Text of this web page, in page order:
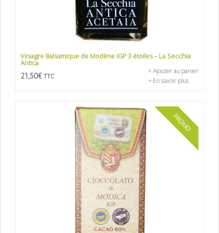
Vinaigre Balsamique de Modène IGP 3 étoiles – La Secchia
Antica
21,50€ TTC
+ Ajouter au panier
+ En savoir plus
PROMO